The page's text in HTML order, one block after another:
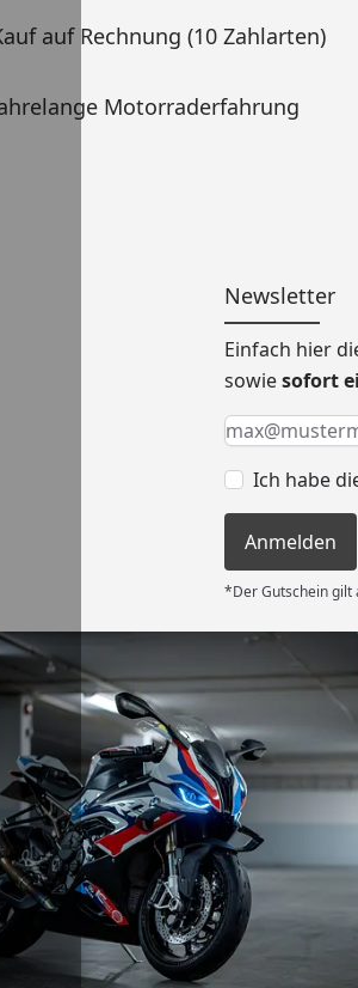
auf Rechnung (10 Zahlarten)
Motorraderfahrung
Newsletter
Einfach hier
sowiesofort
Keine
Eingabe
E-Mail *
Ich habe
Anmelden
*Der Gutschein gilt
am
Versand
Akzeptierte